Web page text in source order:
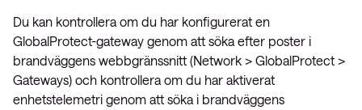
Du kan kontrollera om du har konfigurerat en
GlobalProtect-gateway genom att söka efter poster i
brandväggens webbgränssnitt (Network > GlobalProtect >
Gateways) och kontrollera om du har aktiverat
enhetstelemetri genom att söka i brandväggens